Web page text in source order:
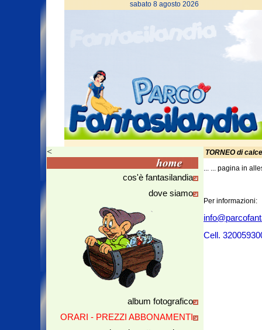
sabato 8 agosto 2026
<
cos'è fantasilandia
dove siamo
album fotografico
ORARI - PREZZI ABBONAMENTI
TORNEO di
... ... pagina in
Per informazioni:
Cell.